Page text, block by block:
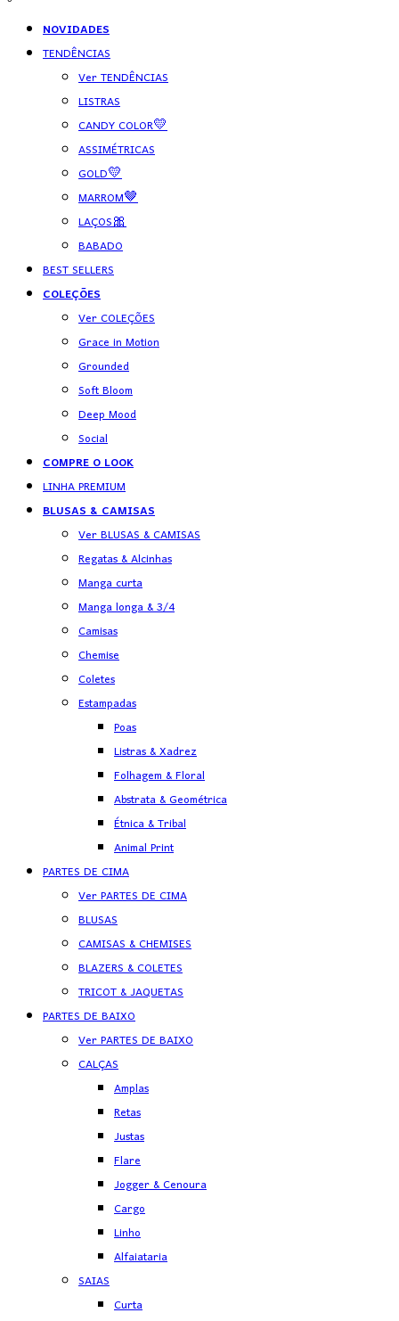
NOVIDADES
TENDÊNCIAS
Ver TENDÊNCIAS
LISTRAS
CANDY COLOR💛
ASSIMÉTRICAS
GOLD💛
MARROM🤎
LAÇOS🎀
BABADO
BEST SELLERS
COLEÇÕES
Ver COLEÇÕES
Grace in Motion
Grounded
Soft Bloom
Deep Mood
Social
COMPRE O LOOK
LINHA PREMIUM
BLUSAS & CAMISAS
Ver BLUSAS & CAMISAS
Regatas & Alcinhas
Manga curta
Manga longa & 3/4
Camisas
Chemise
Coletes
Estampadas
Poas
Listras & Xadrez
Folhagem & Floral
Abstrata & Geométrica
Étnica & Tribal
Animal Print
PARTES DE CIMA
Ver PARTES DE CIMA
BLUSAS
CAMISAS & CHEMISES
BLAZERS & COLETES
TRICOT & JAQUETAS
PARTES DE BAIXO
Ver PARTES DE BAIXO
CALÇAS
Amplas
Retas
Justas
Flare
Jogger & Cenoura
Cargo
Linho
Alfaiataria
SAIAS
Curta